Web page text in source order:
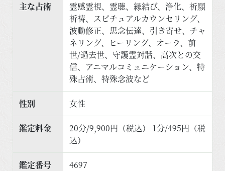
主な占術
霊感霊視、霊聴、縁結び、浄化、祈願
祈祷、スピチュアルカウンセリング、
波動修正、思念伝達、引き寄せ、チャ
ネリング、ヒーリング、オーラ、前
世/過去世、守護霊対話、高次との交
信、アニマルコミュニケーション、特
殊占術、特殊念波など
性別 女性
鑑定料金
20分/9,900円（税込） 1分/495円（税
込）
鑑定番号 4697